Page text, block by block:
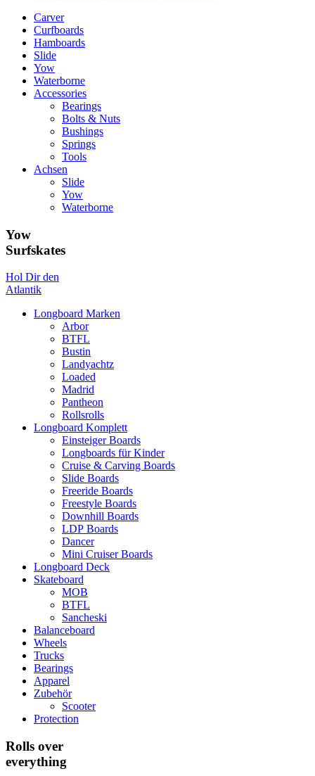
Carver
Curfboards
Hamboards
Slide
Yow
Waterborne
Accessories
Bearings
Bolts & Nuts
Bushings
Springs
Tools
Achsen
Slide
Yow
Waterborne
Yow
Surfskates
Hol Dir den
Atlantik
Longboard Marken
Arbor
BTFL
Bustin
Landyachtz
Loaded
Madrid
Pantheon
Rollsrolls
Longboard Komplett
Einsteiger Boards
Longboards für Kinder
Cruise & Carving Boards
Slide Boards
Freeride Boards
Freestyle Boards
Downhill Boards
LDP Boards
Dancer
Mini Cruiser Boards
Longboard Deck
Skateboard
MOB
BTFL
Sancheski
Balanceboard
Wheels
Trucks
Bearings
Apparel
Zubehör
Scooter
Protection
Rolls over
everything